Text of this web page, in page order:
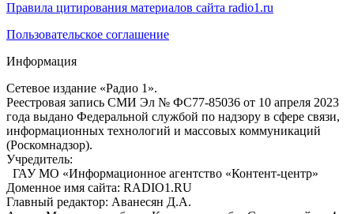
Правила цитирования материалов сайта radio1.ru
Пользовательское соглашение
Информация
Сетевое издание «Радио 1».
Реестровая запись СМИ Эл № ФС77-85036 от 10 апреля 2023
года выдано Федеральной службой по надзору в сфере связи,
информационных технологий и массовых коммуникаций
(Роскомнадзор).
Учредитель:
ГАУ МО «Информационное агентство «Контент-центр»
Доменное имя сайта: RADIO1.RU
Главный редактор: Аванесян Д.А.